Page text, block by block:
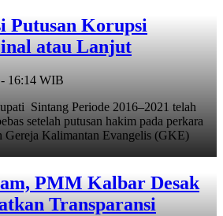
Putusan Korupsi
atau Lanjut
- 16:14 WIB
Sintang Periode 2016–2021 telah
setelah putusan hakim pada perkara
Gereja Kalimantan Evangelis (GKE)
PMM Kalbar Desak
Transparansi